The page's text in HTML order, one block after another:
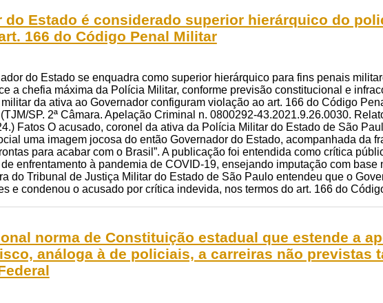
do Estado é considerado superior hierárquico do
166 do Código Penal Militar
do Estado se enquadra como superior hierárquico para fins penais
a chefia máxima da Polícia Militar, conforme previsão constitucional e
da ativa ao Governador configuram violação ao art. 166 do Código
SP. 2ª Câmara. Apelação Criminal n. 0800292-43.2021.9.26.0030.
Fatos O acusado, coronel da ativa da Polícia Militar do Estado de São
uma imagem jocosa do então Governador do Estado, acompanhada da
para acabar com o Brasil”. A publicação foi entendida como crítica
enfrentamento à pandemia de COVID-19, ensejando imputação com base
do Tribunal de Justiça Militar do Estado de São Paulo entendeu que o
e condenou o acusado por crítica indevida, nos termos do art. 166 do
norma de Constituição estadual que estende a
análoga à de policiais, a carreiras não previstas